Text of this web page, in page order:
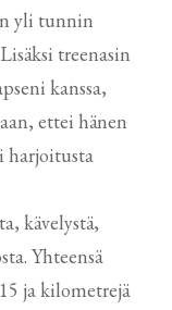
yli tunnin
treenasin
kanssa,
ettei hänen
harjoitusta
kävelystä,
Yhteensä
ja kilometrejä